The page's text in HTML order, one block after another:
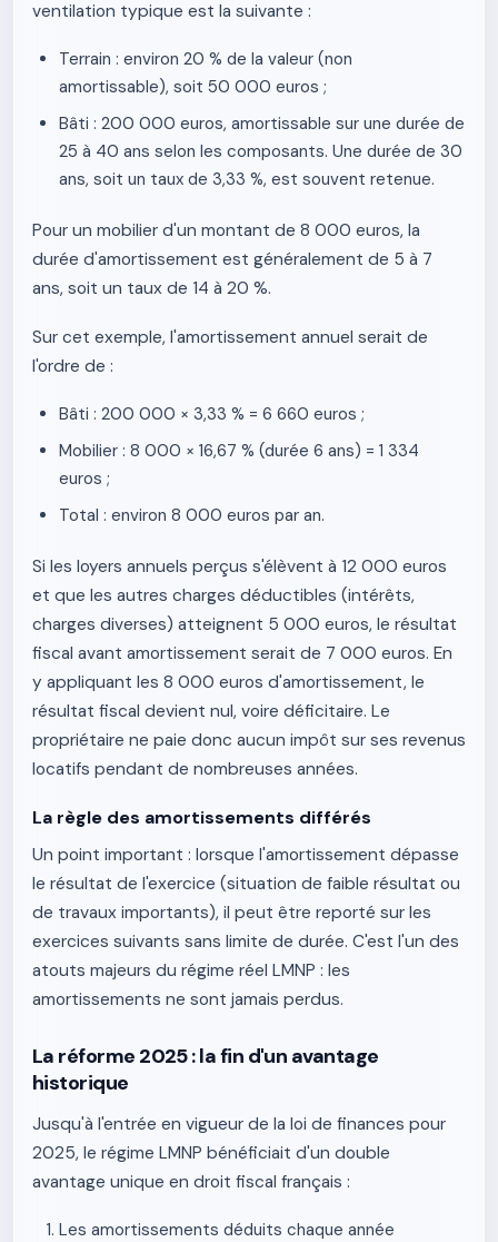
ventilation typique est la suivante :
Terrain : environ 20 % de la valeur (non
amortissable), soit 50 000 euros ;
Bâti : 200 000 euros, amortissable sur une durée de
25 à 40 ans selon les composants. Une durée de 30
ans, soit un taux de 3,33 %, est souvent retenue.
Pour un mobilier d'un montant de 8 000 euros, la
durée d'amortissement est généralement de 5 à 7
ans, soit un taux de 14 à 20 %.
Sur cet exemple, l'amortissement annuel serait de
l'ordre de :
Bâti : 200 000 × 3,33 % = 6 660 euros ;
Mobilier : 8 000 × 16,67 % (durée 6 ans) = 1 334
euros ;
Total : environ 8 000 euros par an.
Si les loyers annuels perçus s'élèvent à 12 000 euros
et que les autres charges déductibles (intérêts,
charges diverses) atteignent 5 000 euros, le résultat
fiscal avant amortissement serait de 7 000 euros. En
y appliquant les 8 000 euros d'amortissement, le
résultat fiscal devient nul, voire déficitaire. Le
propriétaire ne paie donc aucun impôt sur ses revenus
locatifs pendant de nombreuses années.
La règle des amortissements différés
Un point important : lorsque l'amortissement dépasse
le résultat de l'exercice (situation de faible résultat ou
de travaux importants), il peut être reporté sur les
exercices suivants sans limite de durée. C'est l'un des
atouts majeurs du régime réel LMNP : les
amortissements ne sont jamais perdus.
La réforme 2025 : la fin d'un avantage
historique
Jusqu'à l'entrée en vigueur de la loi de finances pour
2025, le régime LMNP bénéficiait d'un double
avantage unique en droit fiscal français :
Les amortissements déduits chaque année